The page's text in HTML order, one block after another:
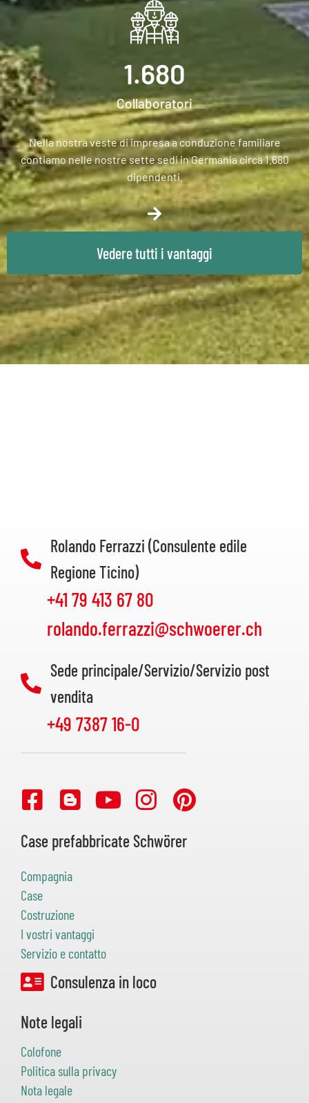
Collaboratori
1.680
Nella nostra veste di impresa a conduzione familiare
contiamo nelle nostre sette sedi in Germania circa 1.680
dipendenti.
Vedere tutti i vantaggi
Rolando Ferrazzi (Consulente edile
Regione Ticino)
+41 79 413 67 80
rolando.ferrazzi@schwoerer.ch
Sede principale/Servizio/Servizio post
vendita
+49 7387 16-0
Case prefabbricate Schwörer
Compagnia
Case
Costruzione
I vostri vantaggi
Servizio e contatto
Consulenza in loco
Note legali
Colofone
Politica sulla privacy
Nota legale